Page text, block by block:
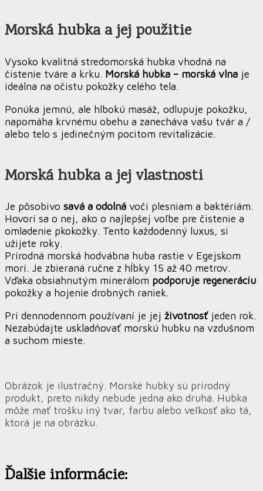
Morská hubka a jej použitie
Vysoko kvalitná stredomorská hubka vhodná na
čistenie tváre a krku. Morská hubka – morská vlna je
ideálna na očistu pokožky celého tela.
Ponúka jemnú, ale hlbokú masáž, odlupuje pokožku,
napomáha krvnému obehu a zanecháva vašu tvár a /
alebo telo s jedinečným pocitom revitalizácie.
Morská hubka a jej vlastnosti
Je pôsobivo savá a odolná voči plesniam a baktériám.
Hovorí sa o nej, ako o najlepšej voľbe pre čistenie a
omladenie pkokožky. Tento každodenný luxus, si
užijete roky.
Prírodná morská hodvábna huba rastie v Egejskom
mori. Je zbieraná ručne z hĺbky 15 až 40 metrov.
Vďaka obsiahnutým minerálom podporuje regeneráciu
pokožky a hojenie drobných raniek.
Pri dennodennom používaní je jej životnosťjeden rok.
Nezabúdajte uskladňovať morskú hubku na vzdušnom
a suchom mieste.
Obrázok je ilustračný. Morské hubky sú prírodný
produkt, preto nikdy nebude jedna ako druhá. Hubka
môže mať trošku iný tvar, farbu alebo veľkosť ako tá,
ktorá je na obrázku.
Ďalšie informácie: